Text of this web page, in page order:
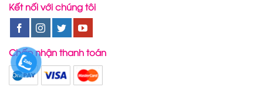
Kết nối với chúng tôi
Chấp nhận thanh toán